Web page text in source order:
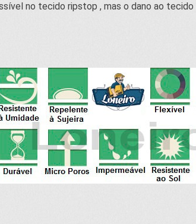
no tecido ripstop , mas o dano ao tecido